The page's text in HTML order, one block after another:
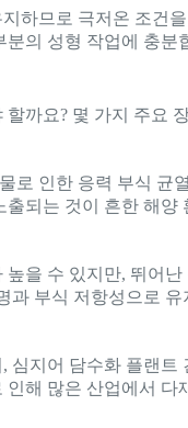
하므로 극저온 조건
의 성형 작업에 충분
까요? 몇 가지 주요
로 인한 응력 부식 균
되는 것이 흔한 해
을 수 있지만, 뛰어
과 부식 저항성으로
심지어 담수화 플랜
해 많은 산업에서 다